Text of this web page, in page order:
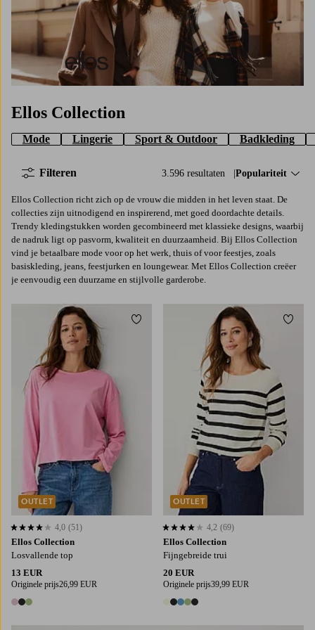
Ellos Collection
Ellos Collection
Mode Lingerie Sport & Outdoor Badkleding
3.596 resultaten Sorteer op:
Populariteit
Filteren
Ellos Collection richt zich op de vrouw die midden in het leven staat. De
collecties zijn uitnodigend en inspirerend, met goed doordachte details.
Trendy kledingstukken worden gecombineerd met klassieke designs, waarbij
de nadruk ligt op pasvorm, kwaliteit en duurzaamheid. Bij Ellos Collection
vind je betaalbare mode voor op het werk, thuis of voor feestjes, zoals
basiskleding, jeans, feestjurken en loungewear. Met Ellos Collection creëer
je eenvoudig een duurzame en stijlvolle garderobe.
Ellos Collection
Losvallende top
13 EUR
Originele prijs26,99 EUR
3 kleuren
4,0 op basis van 51 beoordelingen
4,0 (51)
OUTLET
Toevoegen aan favorieten
XL
Ellos Collection
Fijngebreide trui
20 EUR
Originele prijs39,99 EUR
5 kleuren
4,2 op basis van 69 beoordelingen
4,2 (69)
OUTLET